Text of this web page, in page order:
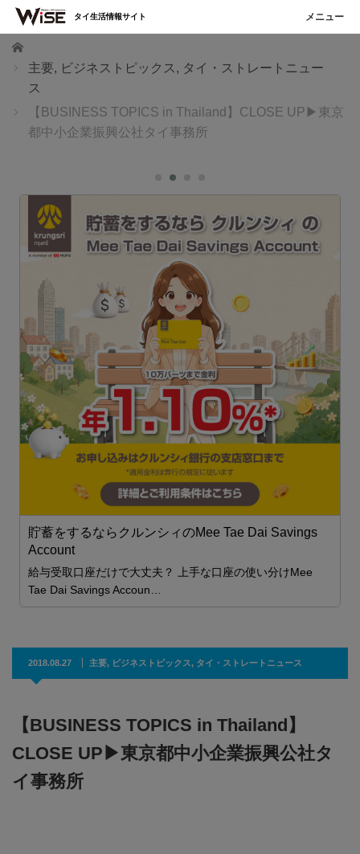
ホーム
主要, ビジネストピックス , タイ・ストレートニュー
ス
【BUSINESS TOPICS in Thailand】CLOSE UP▶東京
都中小企業振興公社タイ事務所
貯蓄をするならクルンシィのMee Tae Dai Savings
Account
給与受取口座だけで大丈夫？ 上手な口座の使い分けMee
Tae Dai Savings Accoun…
2018.08.27 主要, ビジネストピックス, タイ・ストレートニュース
【BUSINESS TOPICS in Thailand】
CLOSE UP▶東京都中小企業振興公社タ
イ事務所
タイ生活情報サイト